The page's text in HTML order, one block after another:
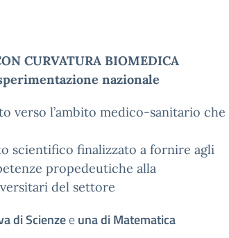
CURVATURA BIOMEDICA
nazionale
verso l’ambito medico-sanitario che
scientifico finalizzato a fornire agli
propedeutiche alla
del settore
di Scienzeeuna di Matematica